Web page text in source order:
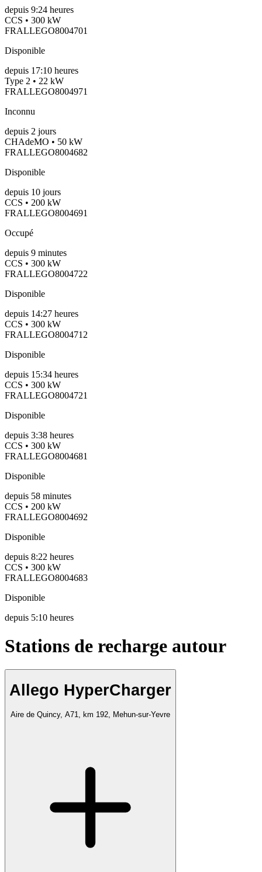
depuis 9:24 heures
CCS • 300 kW
FRALLEGO8004701
Disponible
depuis 17:10 heures
Type 2 • 22 kW
FRALLEGO8004971
Inconnu
depuis 2 jours
CHAdeMO • 50 kW
FRALLEGO8004682
Disponible
depuis 10 jours
CCS • 200 kW
FRALLEGO8004691
Occupé
depuis 9 minutes
CCS • 300 kW
FRALLEGO8004722
Disponible
depuis 14:27 heures
CCS • 300 kW
FRALLEGO8004712
Disponible
depuis 15:34 heures
CCS • 300 kW
FRALLEGO8004721
Disponible
depuis 3:38 heures
CCS • 300 kW
FRALLEGO8004681
Disponible
depuis 58 minutes
CCS • 200 kW
FRALLEGO8004692
Disponible
depuis 8:22 heures
CCS • 300 kW
FRALLEGO8004683
Disponible
depuis 5:10 heures
Stations de recharge autour
Allego HyperCharger
Aire de Quincy, A71, km 192, Mehun-sur-Yevre